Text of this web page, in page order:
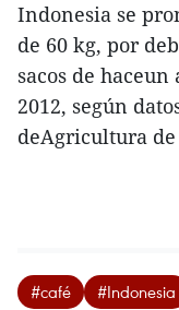
Indonesia se
de 60 kg, por
sacos de
2012, según
deAgricultura de
#café #Indonesia